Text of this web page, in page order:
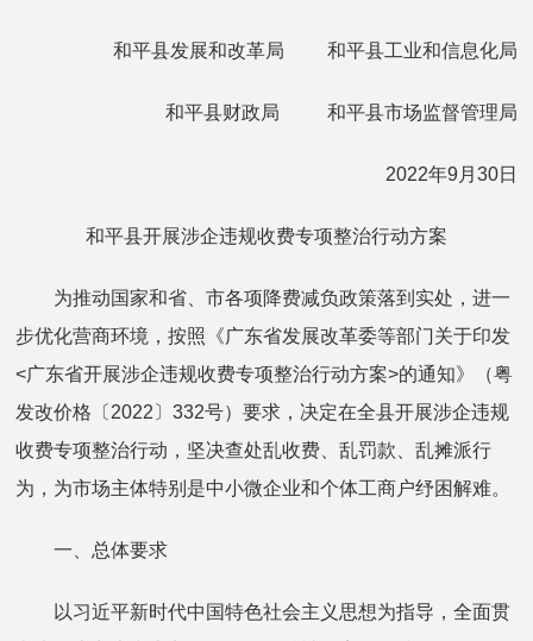
和平县发展和改革局 和平县工业和信息化局
和平县财政局 和平县市场监督管理局
2022年9月30日
和平县开展涉企违规收费专项整治行动方案
为推动国家和省、市各项降费减负政策落到实处，进一
步优化营商环境，按照《广东省发展改革委等部门关于印发
<广东省开展涉企违规收费专项整治行动方案>的通知》（粤
发改价格〔2022〕332号）要求，决定在全县开展涉企违规
收费专项整治行动，坚决查处乱收费、乱罚款、乱摊派行
为，为市场主体特别是中小微企业和个体工商户纾困解难。
一、总体要求
以习近平新时代中国特色社会主义思想为指导，全面贯